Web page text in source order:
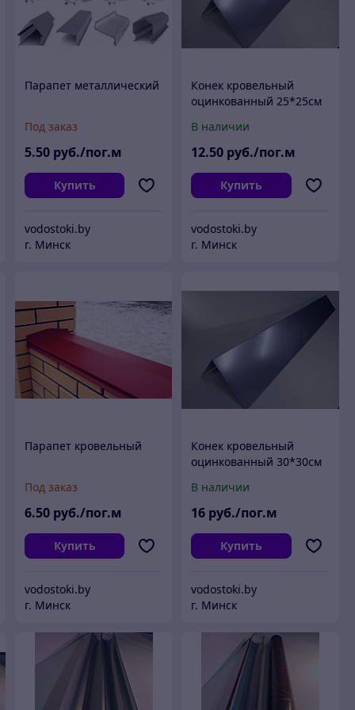
Парапет металлический
Под заказ
5.50 руб./пог.м
Купить
vodostoki.by
г. Минск
Конек кровельный
оцинкованный 25*25см
В наличии
12.50 руб./пог.м
Купить
vodostoki.by
г. Минск
Парапет кровельный
Под заказ
6.50 руб./пог.м
Купить
vodostoki.by
г. Минск
Конек кровельный
оцинкованный 30*30см
В наличии
16 руб./пог.м
Купить
vodostoki.by
г. Минск